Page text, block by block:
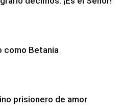
como Betania
prisionero de amor